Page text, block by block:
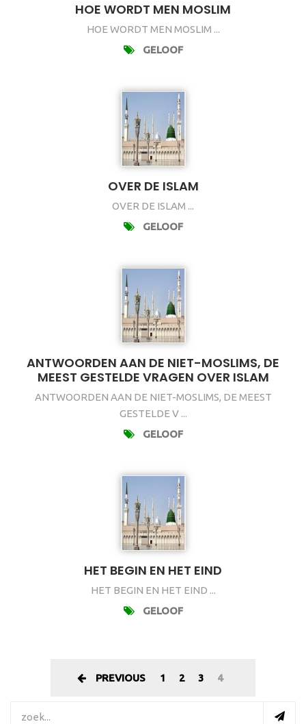
HOE WORDT MEN MOSLIM
HOE WORDT MEN MOSLIM ...
GELOOF
OVER DE ISLAM
OVER DE ISLAM ...
GELOOF
ANTWOORDEN AAN DE NIET-MOSLIMS, DE
MEEST GESTELDE VRAGEN OVER ISLAM
ANTWOORDEN AAN DE NIET-MOSLIMS, DE MEEST
GESTELDE V ...
GELOOF
HET BEGIN EN HET EIND
HET BEGIN EN HET EIND ...
GELOOF
PREVIOUS 1 2 3 4